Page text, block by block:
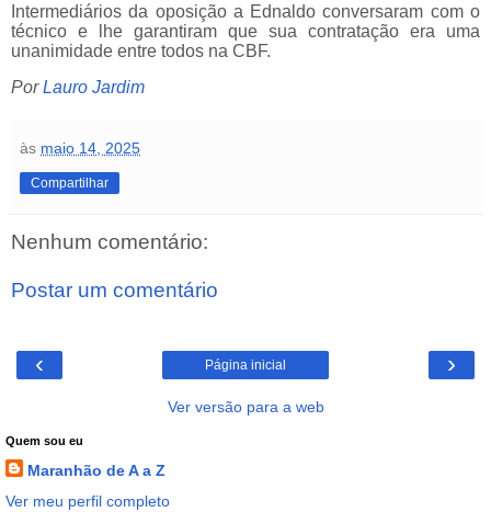
Intermediários da oposição a Ednaldo conversaram com o
técnico e lhe garantiram que sua contratação era uma
unanimidade entre todos na CBF.
PorLauro Jardim
às maio 14, 2025
Compartilhar
Nenhum comentário:
Postar um comentário
‹ ›
Página inicial
Ver versão para a web
Quem sou eu
Maranhão de A a Z
Ver meu perfil completo